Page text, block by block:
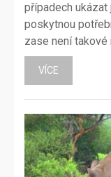
případech
poskytnou
zase není takové
VÍCE